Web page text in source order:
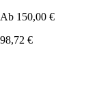
Ab 150,00 €
98,72 €